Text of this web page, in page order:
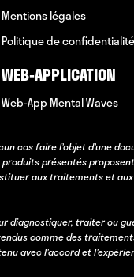
Mentions légales
Politique de confidentialité
WEB-APPLICATION
Web-App Mental Waves
cas faire l’objet d’une
présentés
aux traitements et
diagnostiquer, traiter ou
comme des
avec l’accord et